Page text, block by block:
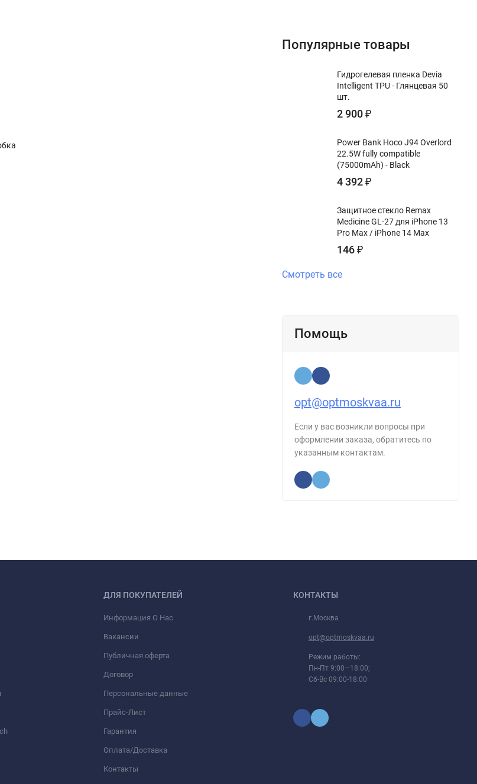
Популярные товары
Гидрогелевая пленка Devia
Intelligent TPU - Глянцевая 50
шт.
2 900₽
Power Bank Hoco J94 Overlord
22.5W fully compatible
(75000mAh) - Black
4 392₽
Защитное стекло Remax
Medicine GL-27 для iPhone 13
Pro Max / iPhone 14 Max
146₽
Смотреть все
Помощь
opt@optmoskvaa.ru
Если у вас возникли вопросы при
оформлении заказа, обратитесь по
указанным контактам.
ДЛЯ ПОКУПАТЕЛЕЙ
Информация О Нас
Вакансии
Публичная оферта
Договор
Персональные данные
Прайс-Лист
Гарантия
Оплата/Доставка
Контакты
КОНТАКТЫ
г.Москва
opt@optmoskvaa.ru
Режим работы:
Пн-Пт 9:00—18:00;
Сб-Вс 09:00-18:00